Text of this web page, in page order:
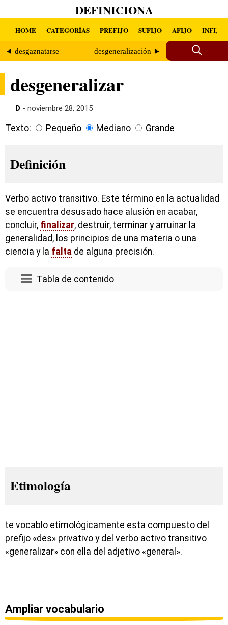
DEFINICIONA
HOME CATEGORÍAS PREFIJO SUFIJO AFIJO INFIJO
◄ desgaznatarse desgeneralización ►
desgeneralizar
D - noviembre 28, 2015
Texto: Pequeño Mediano Grande
Definición
Verbo activo transitivo. Este término en la actualidad
se encuentra desusado hace alusión en acabar,
concluir, finalizar, destruir, terminar y arruinar la
generalidad, los principios de una materia o una
ciencia y la falta de alguna precisión.
Tabla de contenido
Etimología
te vocablo etimológicamente esta compuesto del
prefijo «des» privativo y del verbo activo transitivo
«generalizar» con ella del adjetivo «general».
Ampliar vocabulario